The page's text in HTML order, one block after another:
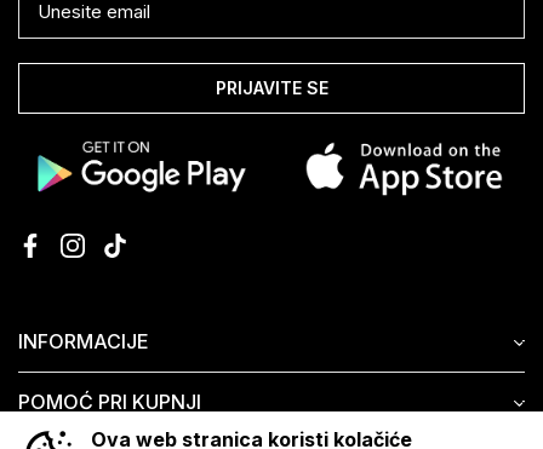
INFORMACIJE
POMOĆ PRI KUPNJI
PRIJAVITE SE
Ova web stranica koristi kolačiće